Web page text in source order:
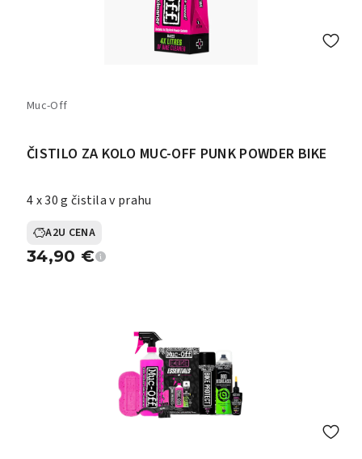
Muc-Off
ČISTILO ZA KOLO MUC-OFF PUNK POWDER BIKE
4 x 30 g čistila v prahu
A2U CENA
34,90 €